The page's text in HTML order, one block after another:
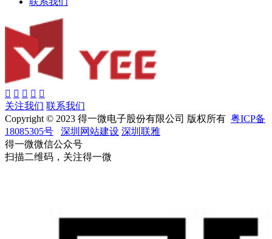
关注我们 联系我们
Copyright © 2023 得一微电子股份有限公司 版权所有 粤ICP备
18085305号
深圳网站建设 深圳联雅
得一微微信公众号
扫描二维码，关注得一微